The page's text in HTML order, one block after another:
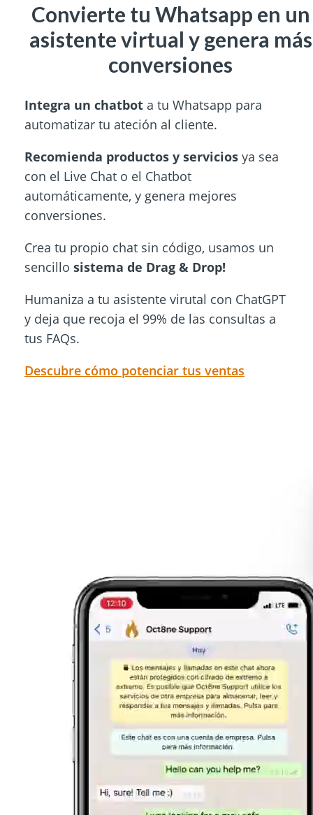
Convierte tu Whatsapp en un
asistente virtual y genera más
conversiones
Integra un chatbot a tu Whatsapp para
automatizar tu ateción al cliente.
Recomienda productos y servicios ya sea
con el Live Chat o el Chatbot
automáticamente, y genera mejores
conversiones.
Crea tu propio chat sin código, usamos un
sencillo sistema de Drag & Drop!
Humaniza a tu asistente virutal con ChatGPT
y deja que recoja el 99% de las consultas a
tus FAQs.
Descubre cómo potenciar tus ventas